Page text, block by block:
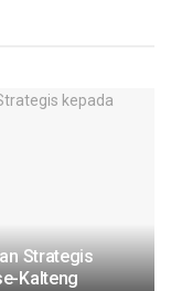
Strategis
Kalteng